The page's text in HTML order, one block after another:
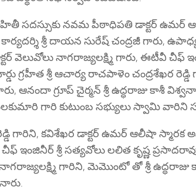
సదస్సుకు నవమ పీఠాధిపతి డాక్టర్
శ్రీ దాయన సురేష్ చంద్రజీ గారు,
వెలువోలు నాగరాజ్యలక్ష్మి గారు, ఈటీవీ చీఫ్
గ్రహీత శ్రీ ఆచార్య రాచపాళెం చంద్రశేఖర రెడ్డి
ఆనందా గ్రూప్ చైర్మన్ శ్రీ ఉద్ధరాజు కాశీ
గారి కుటుంబ సభ్యులు స్వామి వారిని
గారిని, కవిశేఖర డాక్టర్ ఉమర్ ఆలీషా స్మారక
శ్రీ సత్యవోలు లలిత కృష్ణ
గారిని, మెమొంటో తో శ్రీ ఉద్ధరాజు